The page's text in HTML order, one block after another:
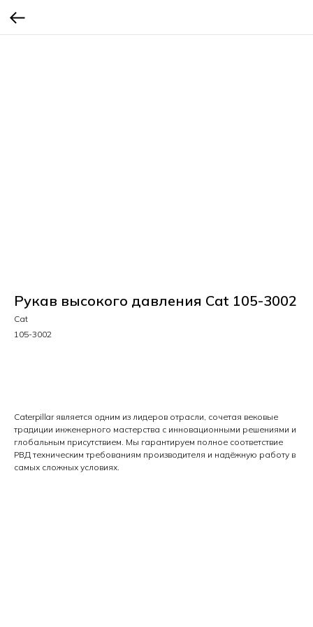
Рукав высокого давления Cat 105-3002
Cat
105-3002
Caterpillar является одним из лидеров отрасли, сочетая вековые
традиции инженерного мастерства с инновационными решениями и
глобальным присутствием. Мы гарантируем полное соответствие
РВД техническим требованиям производителя и надёжную работу в
самых сложных условиях.